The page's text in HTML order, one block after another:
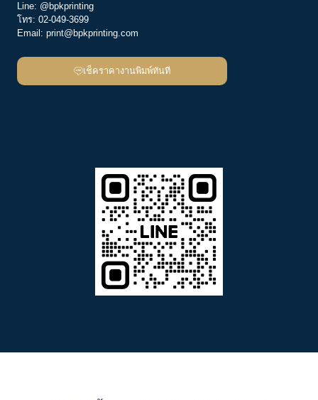
Line: @bpkprinting
โทร: 02-049-3699
Email: print@bpkprinting.com
เช็คราคางานพิมพ์ทันที